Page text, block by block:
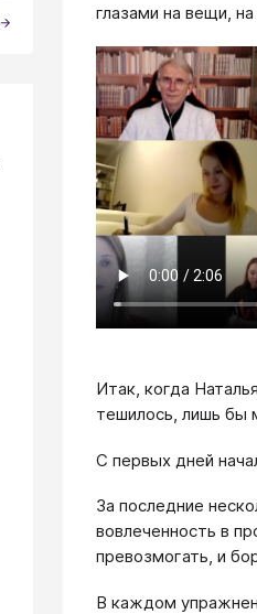
глазами на вещи,
Итак, когда
тешилось, лишь бы
С первых дней
За последние
вовлеченность в
превозмогать, и
В каждом